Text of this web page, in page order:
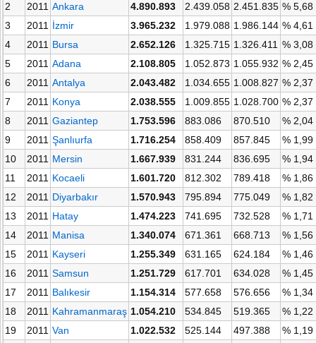
2
2011 Ankara 4.890.893 2.439.058 2.451.835 % 5,68
3
2011 İzmir 3.965.232 1.979.088 1.986.144 % 4,61
4
2011 Bursa 2.652.126 1.325.715 1.326.411 % 3,08
5
2011 Adana 2.108.805 1.052.873 1.055.932 % 2,45
6
2011 Antalya 2.043.482 1.034.655 1.008.827 % 2,37
7
2011 Konya 2.038.555 1.009.855 1.028.700 % 2,37
8
2011 Gaziantep 1.753.596 883.086 870.510
% 2,04
9
2011 Şanlıurfa 1.716.254 858.409 857.845
% 1,99
10
2011 Mersin 1.667.939 831.244 836.695
% 1,94
11
2011 Kocaeli 1.601.720 812.302 789.418
% 1,86
12
2011 Diyarbakır 1.570.943 795.894 775.049
% 1,82
13
2011 Hatay 1.474.223 741.695 732.528
% 1,71
14
2011 Manisa 1.340.074 671.361 668.713
% 1,56
15
2011 Kayseri 1.255.349 631.165 624.184
% 1,46
16
2011 Samsun 1.251.729 617.701 634.028
% 1,45
17
2011 Balıkesir 1.154.314 577.658 576.656
% 1,34
18
2011 Kahramanmaraş 1.054.210 534.845 519.365
% 1,22
19
2011 Van 1.022.532 525.144 497.388
% 1,19